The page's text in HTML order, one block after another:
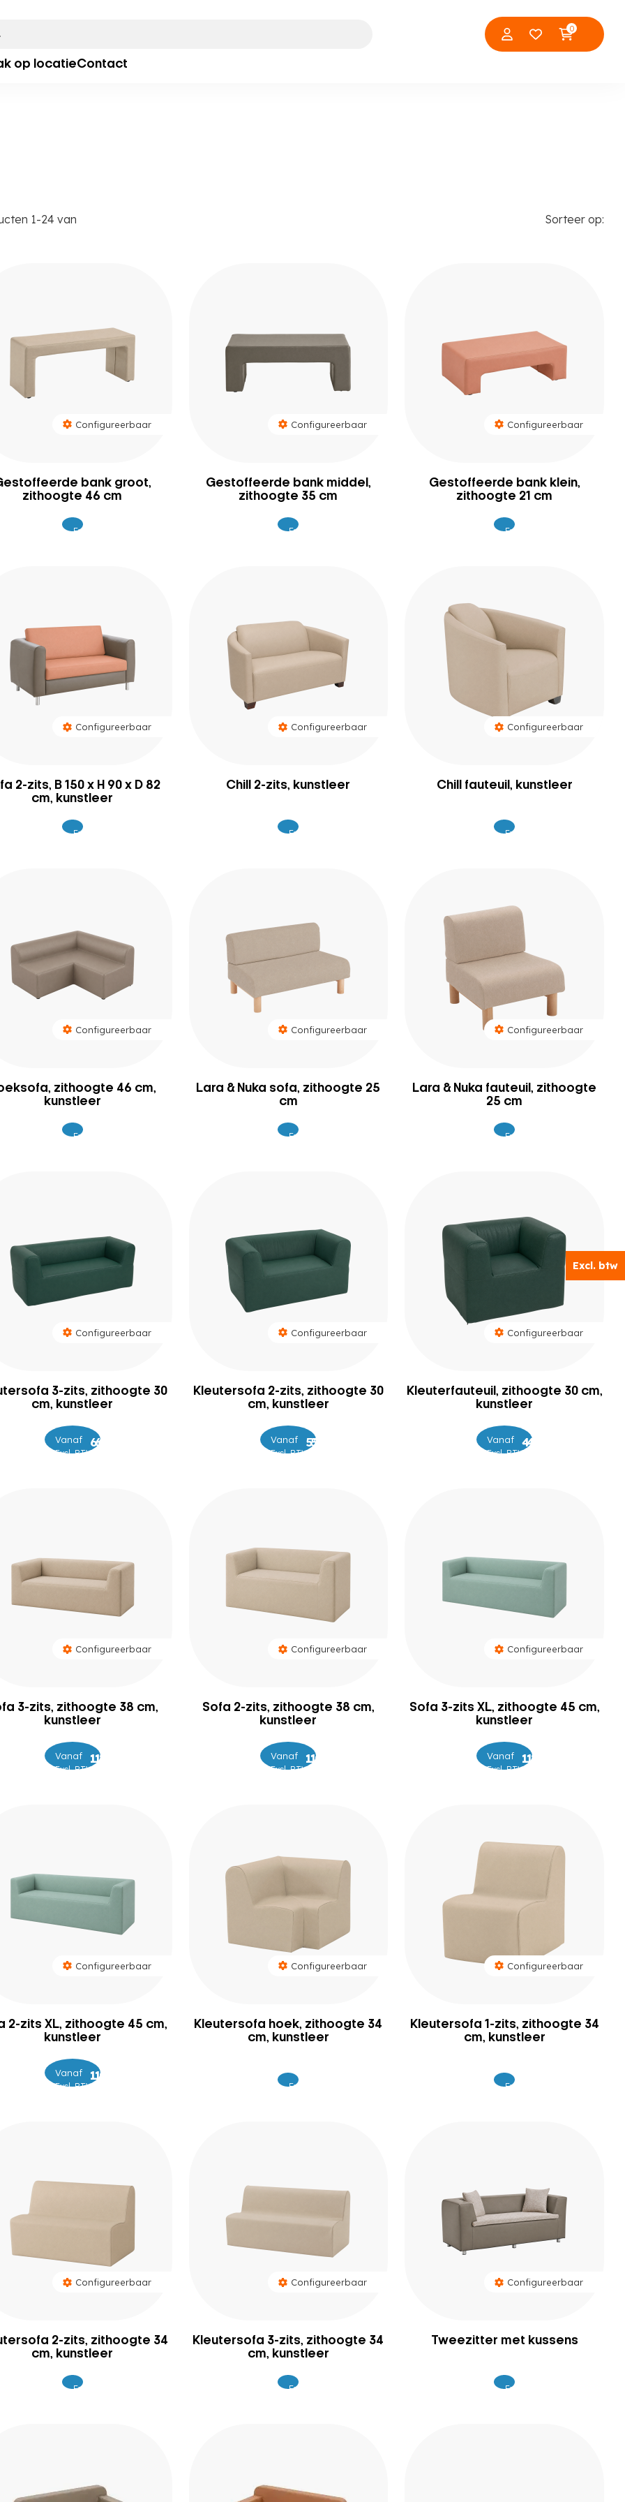
Excl. btw
0
op locatieContact
Excl. btw
1-24 van Sorteer op:
Configureerbaar
bank groot,
zithoogte 46 cm
379
Excl.
Configureerbaar
Gestoffeerde bank middel,
zithoogte 35 cm
349
Excl.
Configureerbaar
Gestoffeerde bank klein,
zithoogte 21 cm
309
Excl.
Configureerbaar
2-zits, B 150 x H 90 x D 82
cm, kunstleer
1.249
Excl.
Configureerbaar
Chill 2-zits, kunstleer
1.029
Excl.
Configureerbaar
Chill fauteuil, kunstleer
629
Excl.
Configureerbaar
zithoogte 46 cm,
kunstleer
1.449
Excl.
Configureerbaar
Lara & Nuka sofa, zithoogte 25
cm
489
Excl.
Configureerbaar
Lara & Nuka fauteuil, zithoogte
25 cm
379
Excl.
Configureerbaar
3-zits, zithoogte 30
cm, kunstleer
Vanaf 669
699
Excl. BTW
Configureerbaar
Kleutersofa 2-zits, zithoogte 30
cm, kunstleer
Vanaf 529
559
Excl. BTW
Configureerbaar
Kleuterfauteuil, zithoogte 30 cm,
kunstleer
Vanaf 449
469
Excl. BTW
Configureerbaar
3-zits, zithoogte 38 cm,
kunstleer
Vanaf 1.249
1.299
Excl. BTW
Configureerbaar
Sofa 2-zits, zithoogte 38 cm,
kunstleer
Vanaf 1.049
1.099
Excl. BTW
Configureerbaar
Sofa 3-zits XL, zithoogte 45 cm,
kunstleer
Vanaf 1.249
1.299
Excl. BTW
Configureerbaar
2-zits XL, zithoogte 45 cm,
kunstleer
Vanaf 1.049
1.099
Excl. BTW
Configureerbaar
Kleutersofa hoek, zithoogte 34
cm, kunstleer
599
Excl.
Configureerbaar
Kleutersofa 1-zits, zithoogte 34
cm, kunstleer
279
Excl.
Configureerbaar
2-zits, zithoogte 34
cm, kunstleer
449
Excl.
Configureerbaar
Kleutersofa 3-zits, zithoogte 34
cm, kunstleer
529
Excl.
Configureerbaar
Tweezitter met kussens
969
Excl.